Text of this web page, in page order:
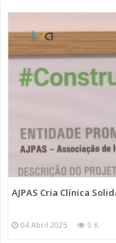
AJPAS Cria Clínica
04 Abril 2025 0 K